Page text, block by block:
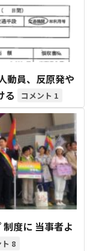
動員、反原発や
る
1
度に 当事者よ
8